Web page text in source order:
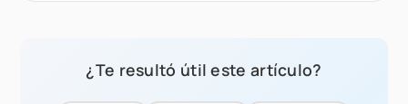
¿Te resultó útil este artículo?